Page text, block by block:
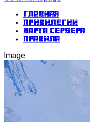
Главная
Привилегии
Карта сервера
Правила
Image